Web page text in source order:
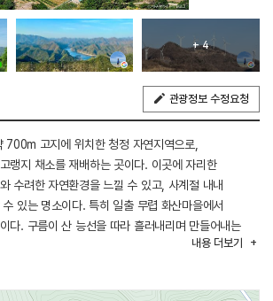
+ 4
관광정보 수정요청
700m 고지에 위치한 청정 자연지역으로,
랭지 채소를 재배하는 곳이다. 이곳에 자리한
수려한 자연환경을 느낄 수 있고, 사계절 내내
있는 명소이다. 특히 일출 무렵 화산마을에서
다. 구름이 산 능선을 따라 흘러내리며 만들어내는
선의 세계에 온 듯한 착각을 불러일으킨다. 새벽하늘을
내용 더보기